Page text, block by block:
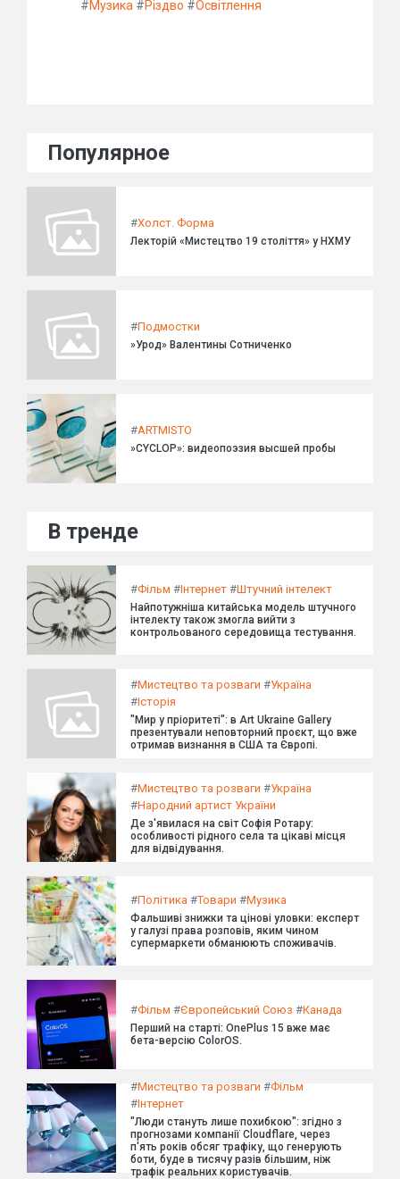
#Музика #Різдво #Освітлення
Популярное
#Холст. Форма
Лекторій «Мистецтво 19 століття» у НХМУ
#Подмостки
»Урод» Валентины Сотниченко
#ARTMISTO
»CYCLOP»: видеопоэзия высшей пробы
В тренде
#Фільм #Інтернет #Штучний інтелект
Найпотужніша китайська модель штучного
інтелекту також змогла вийти з
контрольованого середовища тестування.
#Мистецтво та розваги #Україна
#Історія
"Мир у пріоритеті": в Art Ukraine Gallery
презентували неповторний проєкт, що вже
отримав визнання в США та Європі.
#Мистецтво та розваги #Україна
#Народний артист України
Де з'явилася на світ Софія Ротару:
особливості рідного села та цікаві місця
для відвідування.
#Політика #Товари #Музика
Фальшиві знижки та цінові уловки: експерт
у галузі права розповів, яким чином
супермаркети обманюють споживачів.
#Фільм #Європейський Союз #Канада
Перший на старті: OnePlus 15 вже має
бета-версію ColorOS.
#Мистецтво та розваги #Фільм
#Інтернет
"Люди стануть лише похибкою": згідно з
прогнозами компанії Cloudflare, через
п'ять років обсяг трафіку, що генерують
боти, буде в тисячу разів більшим, ніж
трафік реальних користувачів.